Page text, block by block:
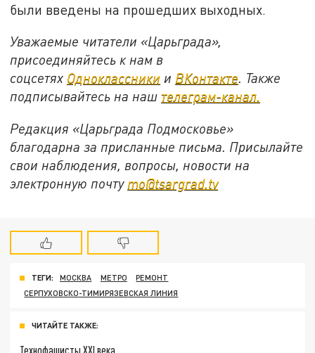
были введены на прошедших выходных.
Уважаемые читатели «Царьграда»,
присоединяйтесь к нам в
соцсетях Одноклассники и ВКонтакте. Также
подписывайтесь на наш телеграм-канал.
Редакция «Царьграда Подмосковье»
благодарна за присланные письма. Присылайте
свои наблюдения, вопросы, новости на
электронную почту mo@tsargrad.tv
ТЕГИ: МОСКВА МЕТРО
РЕМОНТ
СЕРПУХОВСКО-ТИМИРЯЗЕВСКАЯ ЛИНИЯ
ЧИТАЙТЕ ТАКЖЕ:
Технофашисты XXI века